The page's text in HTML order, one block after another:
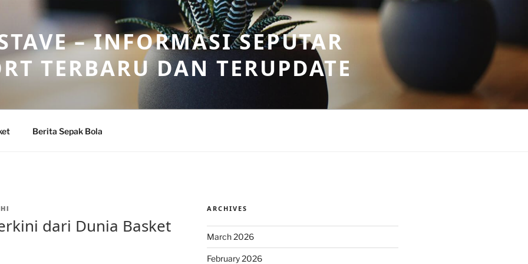
– INFORMASI SEPUTAR
TERBARU DAN TERUPDATE
Berita Sepak Bola
dari Dunia Basket
ARCHIVES
March 2026
February 2026